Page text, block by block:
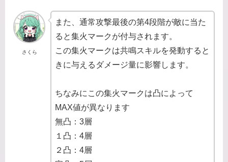
さくら
また、通常攻撃最後の第4段階が敵に当た
ると集火マークが付与されます。
この集火マークは共鳴スキルを発動すると
きに与えるダメージ量に影響します。
ちなみにこの集火マークは凸によって
MAX値が異なります
無凸：3層
１凸：4層
２凸：4層